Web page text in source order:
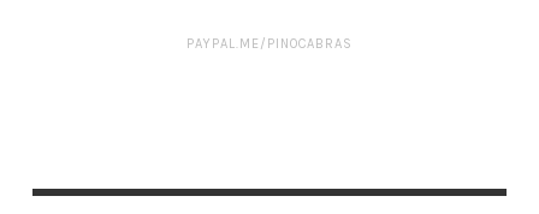
PAYPAL.ME/PINOCABRAS